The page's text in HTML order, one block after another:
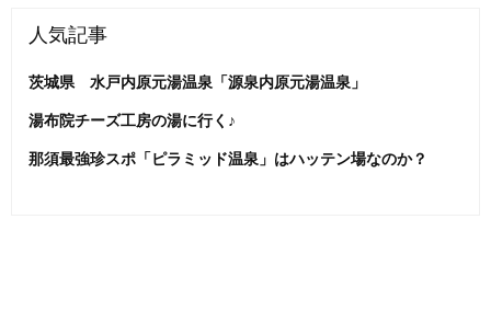
人気記事
茨城県 水戸内原元湯温泉「源泉内原元湯温泉」
湯布院チーズ工房の湯に行く♪
那須最強珍スポ「ピラミッド温泉」はハッテン場なのか？